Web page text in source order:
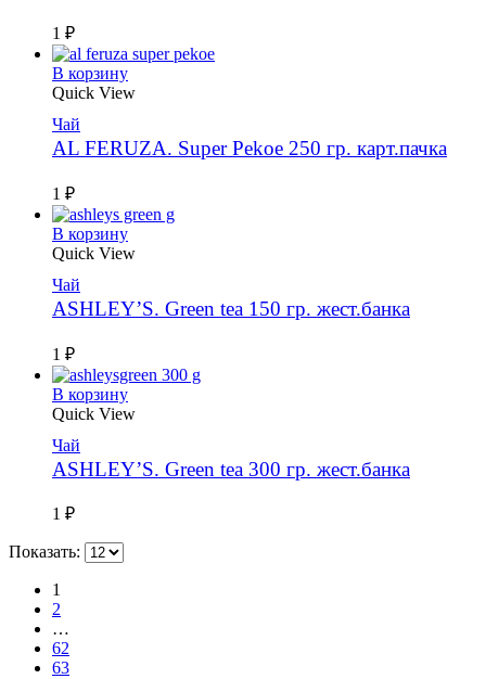
1 ₽
В корзину
Quick View
Чай
AL FERUZA. Super Pekoe 250 гр. карт.пачка
1 ₽
В корзину
Quick View
Чай
ASHLEY’S. Green tea 150 гр. жест.банка
1 ₽
В корзину
Quick View
Чай
ASHLEY’S. Green tea 300 гр. жест.банка
1 ₽
Показать:
1
2
…
62
63